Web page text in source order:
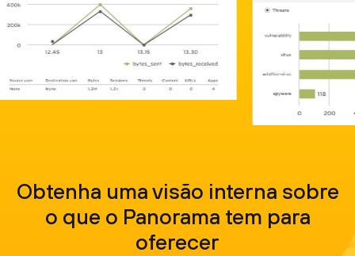
Obtenha uma visão interna sobre
o que o Panorama tem para
oferecer